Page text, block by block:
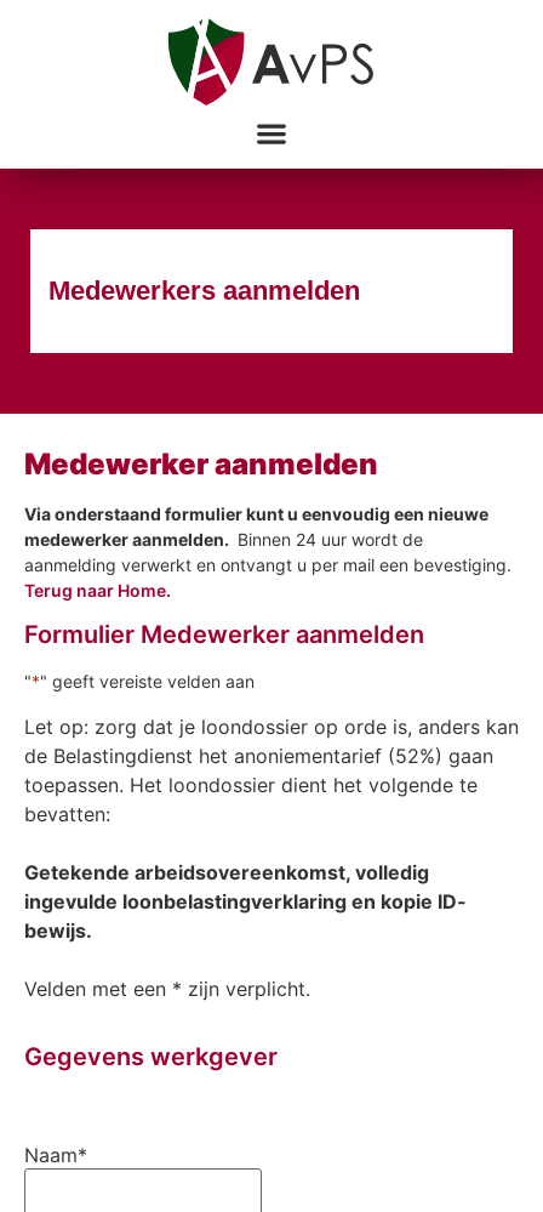
Medewerkers aanmelden
Medewerker aanmelden
Via onderstaand formulier kunt u eenvoudig een nieuwe
medewerker aanmelden. Binnen 24 uur wordt de
aanmelding verwerkt en ontvangt u per mail een bevestiging.
Terug naar Home.
Formulier Medewerker aanmelden
"*" geeft vereiste velden aan
Let op: zorg dat je loondossier op orde is, anders kan
de Belastingdienst het anoniementarief (52%) gaan
toepassen. Het loondossier dient het volgende te
bevatten:
Getekende arbeidsovereenkomst, volledig
ingevulde loonbelastingverklaring en kopie ID-
bewijs.
Velden met een * zijn verplicht.
Gegevens werkgever
Naam*